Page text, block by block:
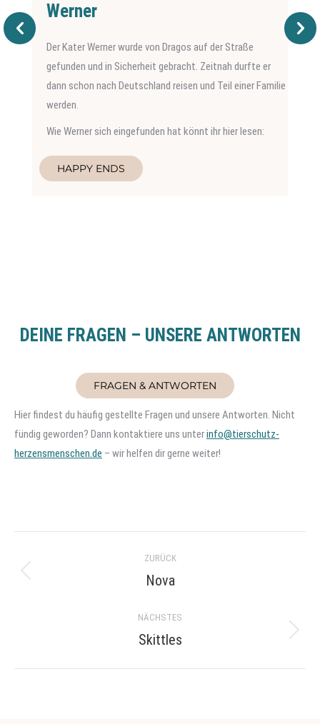
Werner
Der Kater Werner wurde von Dragos auf der Straße
gefunden und in Sicherheit gebracht. Zeitnah durfte er
dann schon nach Deutschland reisen und Teil einer Familie
werden.
Wie Werner sich eingefunden hat könnt ihr hier lesen:
HAPPY ENDS
DEINE FRAGEN – UNSERE ANTWORTEN
FRAGEN & ANTWORTEN
Hier findest du häufig gestellte Fragen und unsere Antworten. Nicht
fündig geworden? Dann kontaktiere uns unterinfo@tierschutz-
herzensmenschen.de – wir helfen dir gerne weiter!
navigation
ZURÜCK
Previous
Nova
NÄCHSTES
Next
Skittles